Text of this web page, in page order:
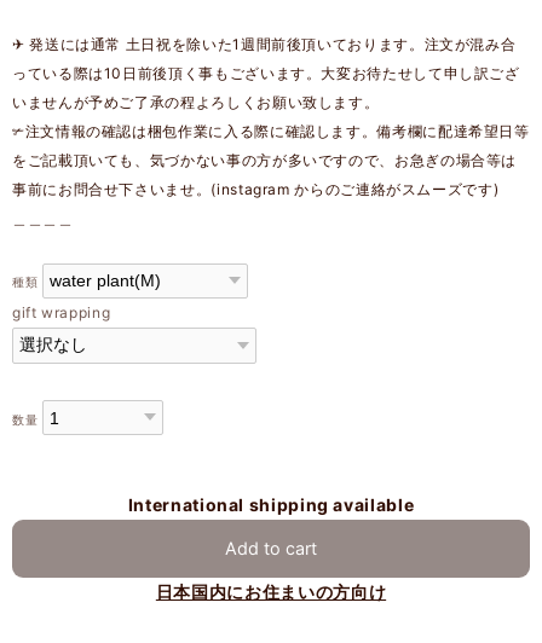
✈︎ 発送には通常 土日祝を除いた1週間前後頂いております。注文が混み合
っている際は10日前後頂く事もございます。大変お待たせして申し訳ござ
いませんが予めご了承の程よろしくお願い致します。
✃注文情報の確認は梱包作業に入る際に確認します。備考欄に配達希望日等
をご記載頂いても、気づかない事の方が多いですので、お急ぎの場合等は
事前にお問合せ下さいませ。(instagram からのご連絡がスムーズです)
種類
gift wrapping
数量
International shipping available
Add to cart
日本国内にお住まいの方向け